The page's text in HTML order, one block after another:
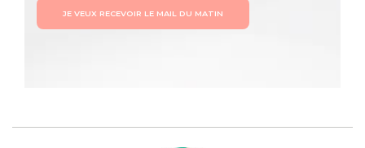
JE VEUX RECEVOIR LE MAIL DU MATIN